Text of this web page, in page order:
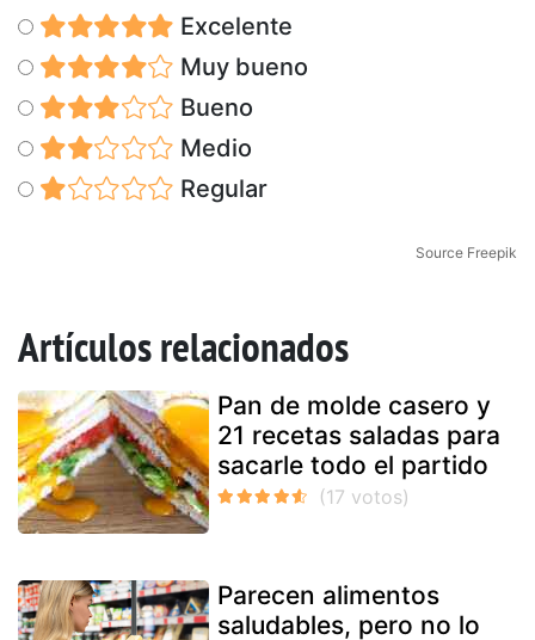
Excelente
Muy bueno
Bueno
Medio
Regular
Source Freepik
Artículos relacionados
Pan de molde casero y
21 recetas saladas para
sacarle todo el partido
Parecen alimentos
saludables, pero no lo